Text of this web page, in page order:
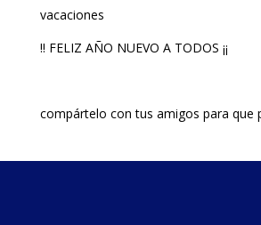
vacaciones
!! FELIZ AÑO NUEVO A TODOS ¡¡
compártelo con tus amigos para que